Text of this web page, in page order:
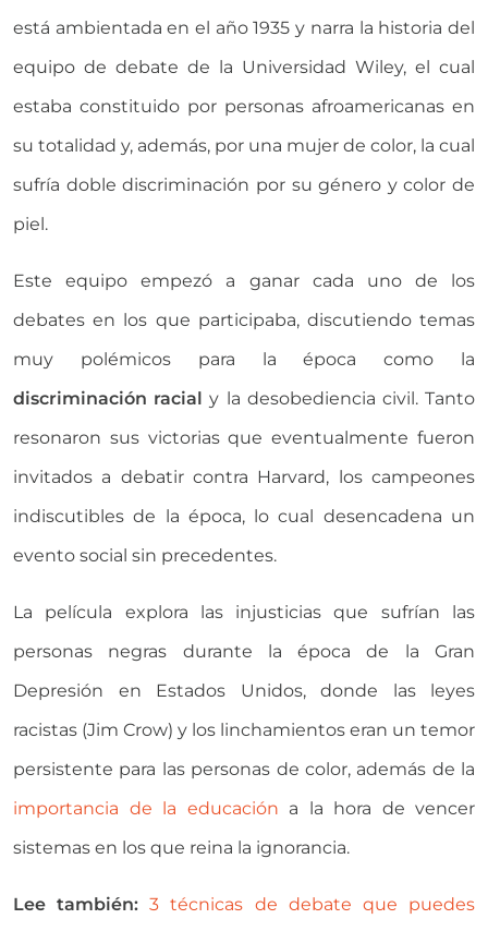
está ambientada en el año 1935 y narra la historia del
equipo de debate de la Universidad Wiley, el cual
estaba constituido por personas afroamericanas en
su totalidad y, además, por una mujer de color, la cual
sufría doble discriminación por su género y color de
piel.
Este equipo empezó a ganar cada uno de los
debates en los que participaba, discutiendo temas
muy polémicos para la época como la
discriminación racial y la desobediencia civil. Tanto
resonaron sus victorias que eventualmente fueron
invitados a debatir contra Harvard, los campeones
indiscutibles de la época, lo cual desencadena un
evento social sin precedentes.
La película explora las injusticias que sufrían las
personas negras durante la época de la Gran
Depresión en Estados Unidos, donde las leyes
racistas (Jim Crow) y los linchamientos eran un temor
persistente para las personas de color, además de la
importancia de la educación a la hora de vencer
sistemas en los que reina la ignorancia.
Lee también: 3 técnicas de debate que puedes